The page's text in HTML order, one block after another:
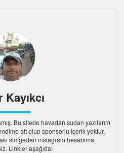
Kayıkcı
Bu sitede havadan sudan yazılarım
ait olup sponsorlu içerik yoktur.
simgeden instagram hesabıma
Linkler aşağıda!